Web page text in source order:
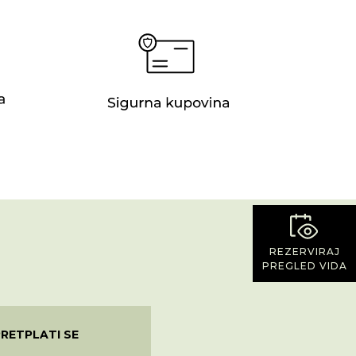
REZERVIRAJ
PREGLED VIDA
SE